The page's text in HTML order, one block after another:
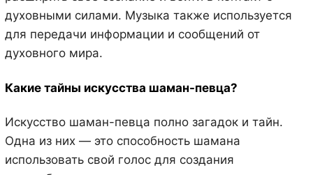
духовными силами. Музыка также используется
для передачи информации и сообщений от
духовного мира.
Какие тайны искусства шаман-певца?
Искусство шаман-певца полно загадок и тайн.
Одна из них — это способность шамана
использовать свой голос для создания